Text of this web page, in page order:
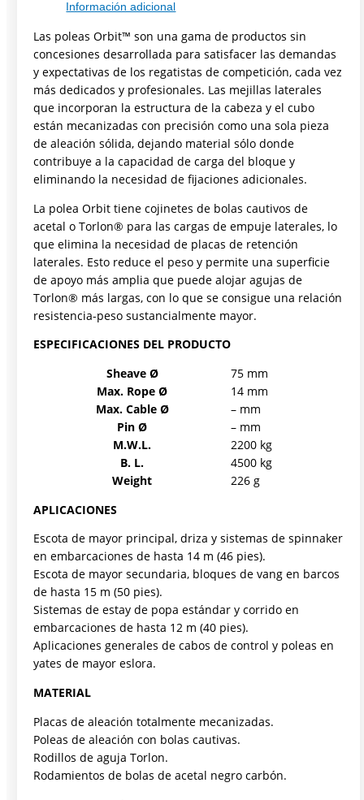
Información adicional
Las poleas Orbit™ son una gama de productos sin
concesiones desarrollada para satisfacer las demandas
y expectativas de los regatistas de competición, cada vez
más dedicados y profesionales. Las mejillas laterales
que incorporan la estructura de la cabeza y el cubo
están mecanizadas con precisión como una sola pieza
de aleación sólida, dejando material sólo donde
contribuye a la capacidad de carga del bloque y
eliminando la necesidad de fijaciones adicionales.
La polea Orbit tiene cojinetes de bolas cautivos de
acetal o Torlon® para las cargas de empuje laterales, lo
que elimina la necesidad de placas de retención
laterales. Esto reduce el peso y permite una superficie
de apoyo más amplia que puede alojar agujas de
Torlon® más largas, con lo que se consigue una relación
resistencia-peso sustancialmente mayor.
ESPECIFICACIONES DEL PRODUCTO
Sheave Ø
75 mm
Max. Rope Ø
14 mm
Max. Cable Ø
– mm
Pin Ø
– mm
M.W.L.
2200 kg
B. L.
4500 kg
Weight
226 g
APLICACIONES
Escota de mayor principal, driza y sistemas de spinnaker
en embarcaciones de hasta 14 m (46 pies).
Escota de mayor secundaria, bloques de vang en barcos
de hasta 15 m (50 pies).
Sistemas de estay de popa estándar y corrido en
embarcaciones de hasta 12 m (40 pies).
Aplicaciones generales de cabos de control y poleas en
yates de mayor eslora.
MATERIAL
Placas de aleación totalmente mecanizadas.
Poleas de aleación con bolas cautivas.
Rodillos de aguja Torlon.
Rodamientos de bolas de acetal negro carbón.